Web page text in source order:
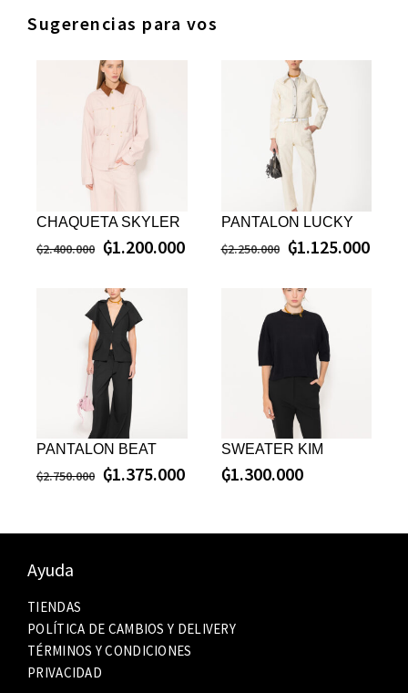
Sugerencias para vos
CHAQUETA SKYLER
₲2.400.000 ₲1.200.000
PANTALON LUCKY
₲2.250.000 ₲1.125.000
PANTALON BEAT
₲2.750.000 ₲1.375.000
SWEATER KIM
₲1.300.000
Ayuda
TIENDAS
POLÍTICA DE CAMBIOS Y DELIVERY
TÉRMINOS Y CONDICIONES
PRIVACIDAD